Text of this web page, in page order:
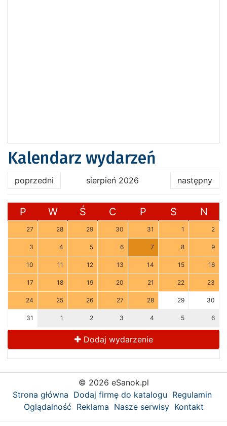
Kalendarz wydarzeń
poprzedni sierpień 2026 następny
P W Ś C P S N
27 28 29 30 31 1 2
3 4 5 6 7 8 9
10 11 12 13 14 15 16
17 18 19 20 21 22 23
24 25 26 27 28 29 30
31 1 2 3 4 5 6
Dodaj wydarzenie
© 2026 eSanok.pl
Strona główna Dodaj firmę do katalogu Regulamin
Oglądalność Reklama Nasze serwisy Kontakt